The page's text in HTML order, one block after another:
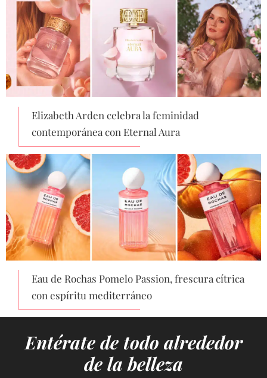
Elizabeth Arden celebra la feminidad
contemporánea con Eternal Aura
Eau de Rochas Pomelo Passion, frescura cítrica
con espíritu mediterráneo
Entérate de todo alrededor
de la belleza